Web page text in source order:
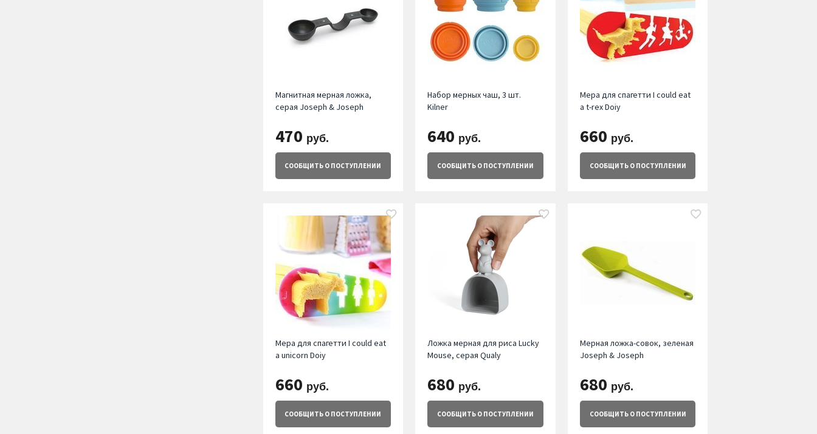
Магнитная мерная ложка,
серая Joseph & Joseph
470 руб.
СООБЩИТЬ О ПОСТУПЛЕНИИ
Набор мерных чаш, 3 шт.
Kilner
640 руб.
СООБЩИТЬО ПОСТУПЛЕНИИ
Мера для спагетти I could eat
a t-rex Doiy
660 руб.
СООБЩИТЬО ПОСТУПЛЕНИИ
Мера для спагетти I could eat
a unicorn Doiy
660 руб.
СООБЩИТЬ О ПОСТУПЛЕНИИ
Ложка мерная для риса Lucky
Mouse, серая Qualy
680 руб.
СООБЩИТЬО ПОСТУПЛЕНИИ
Мерная ложка-совок, зеленая
Joseph & Joseph
680 руб.
СООБЩИТЬО ПОСТУПЛЕНИИ